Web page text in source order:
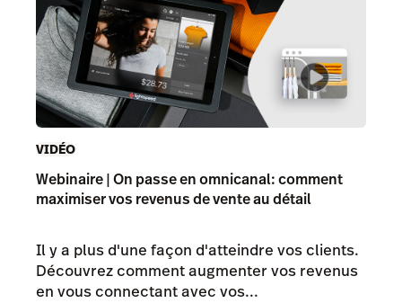
VIDÉO
Webinaire | On passe en omnicanal: comment
maximiser vos revenus de vente au détail
Il y a plus d'une façon d'atteindre vos clients.
Découvrez comment augmenter vos revenus
en vous connectant avec vos...